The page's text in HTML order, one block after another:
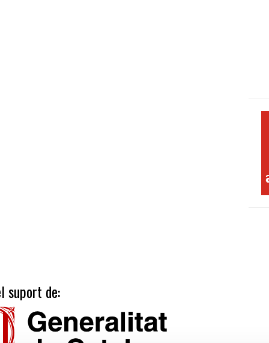
suport de: